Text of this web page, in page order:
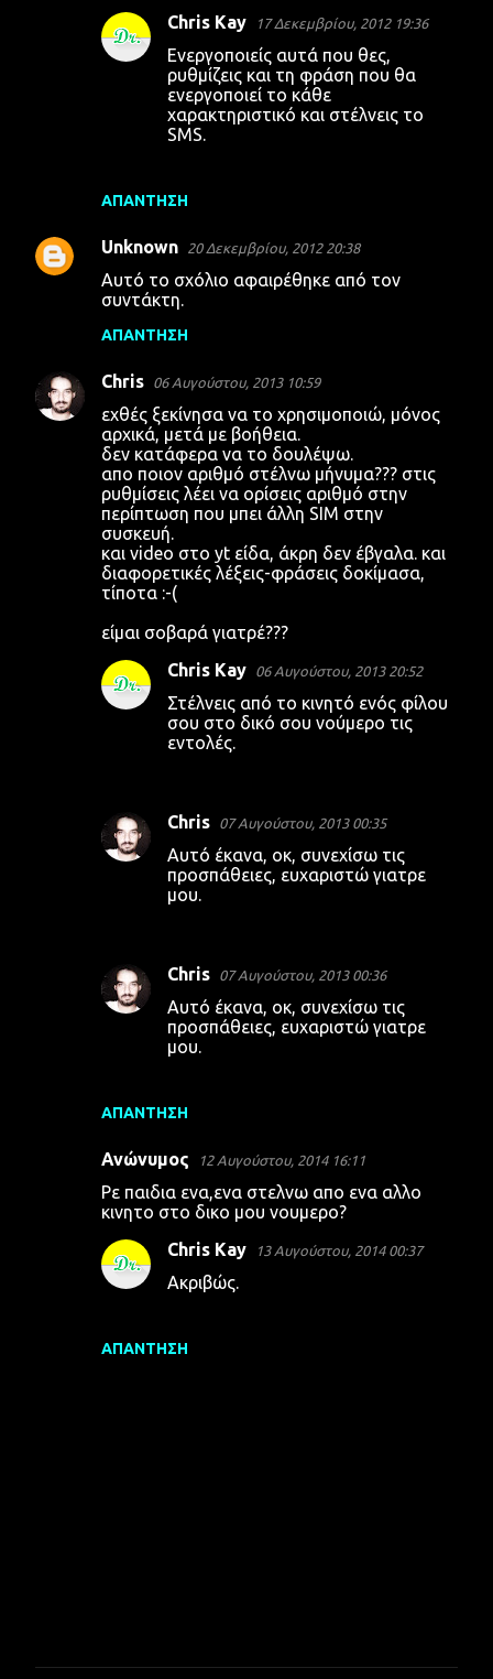
ΑΠΆΝΤΗΣΗ
Chris Kay 17 Δεκεμβρίου, 2012 19:36
Ενεργοποιείς αυτά που θες,
ρυθμίζεις και τη φράση που θα
ενεργοποιεί το κάθε
χαρακτηριστικό και στέλνεις το
SMS.
Unknown 20 Δεκεμβρίου, 2012 20:38
Αυτό το σχόλιο αφαιρέθηκε από τον
συντάκτη.
ΑΠΆΝΤΗΣΗ
Chris 06 Αυγούστου, 2013 10:59
εχθές ξεκίνησα να το χρησιμοποιώ, μόνος
αρχικά, μετά με βοήθεια.
δεν κατάφερα να το δουλέψω.
απο ποιον αριθμό στέλνω μήνυμα??? στις
ρυθμίσεις λέει να ορίσεις αριθμό στην
περίπτωση που μπει άλλη SIM στην
συσκευή.
και video στο yt είδα, άκρη δεν έβγαλα. και
διαφορετικές λέξεις-φράσεις δοκίμασα,
τίποτα :-(
είμαι σοβαρά γιατρέ???
ΑΠΆΝΤΗΣΗ
Chris Kay 06 Αυγούστου, 2013 20:52
Στέλνεις από το κινητό ενός φίλου
σου στο δικό σου νούμερο τις
εντολές.
Chris 07 Αυγούστου, 2013 00:35
Αυτό έκανα, οκ, συνεχίσω τις
προσπάθειες, ευχαριστώ γιατρε
μου.
Chris 07 Αυγούστου, 2013 00:36
Αυτό έκανα, οκ, συνεχίσω τις
προσπάθειες, ευχαριστώ γιατρε
μου.
Ανώνυμος 12 Αυγούστου, 2014 16:11
Ρε παιδια ενα,ενα στελνω απο ενα αλλο
κινητο στο δικο μου νουμερο?
ΑΠΆΝΤΗΣΗ
Chris Kay 13 Αυγούστου, 2014 00:37
Ακριβώς.